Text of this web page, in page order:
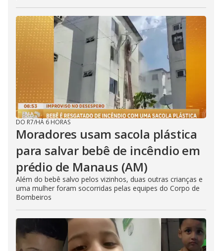
DO R7/HÁ 6 HORAS
Moradores usam sacola plástica
para salvar bebê de incêndio em
prédio de Manaus (AM)
Além do bebê salvo pelos vizinhos, duas outras crianças e
uma mulher foram socorridas pelas equipes do Corpo de
Bombeiros